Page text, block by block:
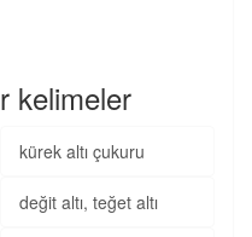
kelimeler
kürek altı çukuru
değit altı, teğet altı